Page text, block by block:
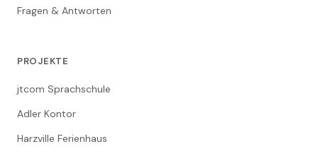
Fragen & Antworten
PROJEKTE
jtcom Sprachschule
Adler Kontor
Harzville Ferienhaus